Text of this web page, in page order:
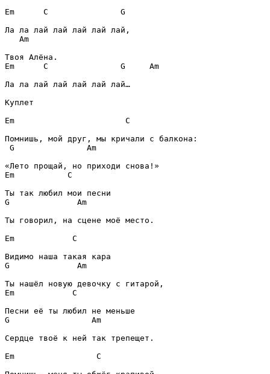
Em C
G
Am
Em
C G
Am
Ла ла лай лай лай лай лай…
Куплет
Em
C
G
Am
Em
C
G
Am
Ты говорил, на сцене моё место.
Em
C
G
Am
Em
C
G
Am
Сердце твоё к ней так трепещет.
Em
C